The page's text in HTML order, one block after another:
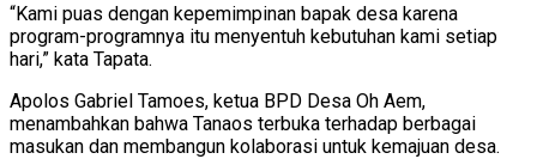
“Kami puas dengan kepemimpinan bapak desa karena
program-programnya itu menyentuh kebutuhan kami setiap
hari,” kata Tapata.
Apolos Gabriel Tamoes, ketua BPD Desa Oh Aem,
menambahkan bahwa Tanaos terbuka terhadap berbagai
masukan dan membangun kolaborasi untuk kemajuan desa.